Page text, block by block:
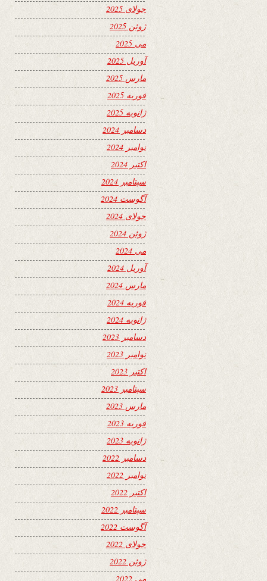
جولای 2025
ژوئن 2025
می 2025
آوریل 2025
مارس 2025
فوریه 2025
ژانویه 2025
دسامبر 2024
نوامبر 2024
اکتبر 2024
سپتامبر 2024
آگوست 2024
جولای 2024
ژوئن 2024
می 2024
آوریل 2024
مارس 2024
فوریه 2024
ژانویه 2024
دسامبر 2023
نوامبر 2023
اکتبر 2023
سپتامبر 2023
مارس 2023
فوریه 2023
ژانویه 2023
دسامبر 2022
نوامبر 2022
اکتبر 2022
سپتامبر 2022
آگوست 2022
جولای 2022
ژوئن 2022
می 2022